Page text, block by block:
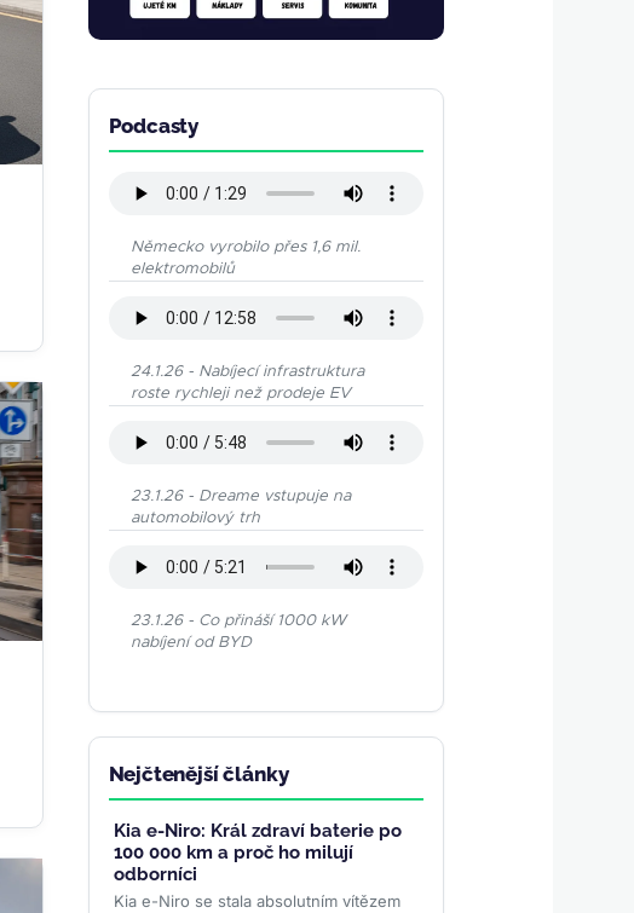
Podcasty
Německo vyrobilo přes 1,6 mil.
elektromobilů
24.1.26 - Nabíjecí infrastruktura
roste rychleji než prodeje EV
23.1.26 - Dreame vstupuje na
automobilový trh
23.1.26 - Co přináší 1000 kW
nabíjení od BYD
Nejčtenější články
Kia e-Niro: Král zdraví baterie po
100 000 km a proč ho milují
odborníci
Kia e-Niro se stala absolutním vítězem